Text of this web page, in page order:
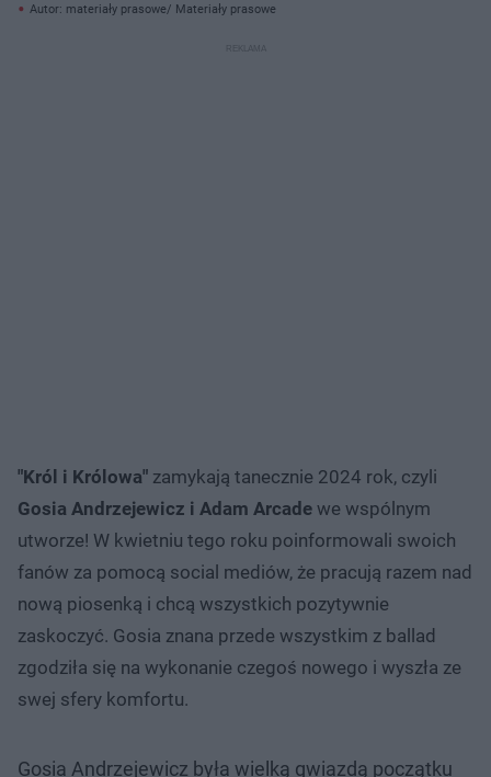
Autor: materiały prasowe/ Materiały prasowe
"Król i Królowa" zamykają tanecznie 2024 rok, czyli
Gosia Andrzejewicz i Adam Arcade we wspólnym
utworze! W kwietniu tego roku poinformowali swoich
fanów za pomocą social mediów, że pracują razem nad
nową piosenką i chcą wszystkich pozytywnie
zaskoczyć. Gosia znana przede wszystkim z ballad
zgodziła się na wykonanie czegoś nowego i wyszła ze
swej sfery komfortu.
Gosia Andrzejewicz była wielką gwiazdą początku